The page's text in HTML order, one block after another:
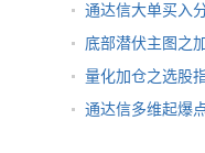
通达信大单买入
底部潜伏主图之
量化加仓之选股
通达信多维起爆